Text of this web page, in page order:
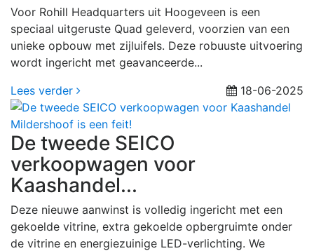
Voor Rohill Headquarters uit Hoogeveen is een
speciaal uitgeruste Quad geleverd, voorzien van een
unieke opbouw met zijluifels. Deze robuuste uitvoering
wordt ingericht met geavanceerde...
Lees verder
18-06-2025
De tweede SEICO
verkoopwagen voor
Kaashandel...
Deze nieuwe aanwinst is volledig ingericht met een
gekoelde vitrine, extra gekoelde opbergruimte onder
de vitrine en energiezuinige LED-verlichting. We